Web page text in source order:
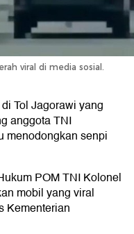
viral di media sosial.
Tol Jagorawi yang
anggota TNI
menodongkan senpi
POM TNI Kolonel
mobil yang viral
Kementerian